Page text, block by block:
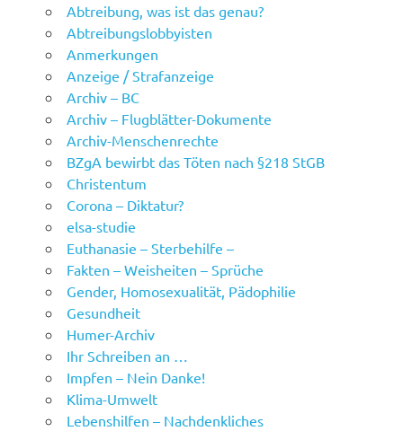
Abtreibung, was ist das genau?
Abtreibungslobbyisten
Anmerkungen
Anzeige / Strafanzeige
Archiv – BC
Archiv – Flugblätter-Dokumente
Archiv-Menschenrechte
BZgA bewirbt das Töten nach §218 StGB
Christentum
Corona – Diktatur?
elsa-studie
Euthanasie – Sterbehilfe –
Fakten – Weisheiten – Sprüche
Gender, Homosexualität, Pädophilie
Gesundheit
Humer-Archiv
Ihr Schreiben an …
Impfen – Nein Danke!
Klima-Umwelt
Lebenshilfen – Nachdenkliches